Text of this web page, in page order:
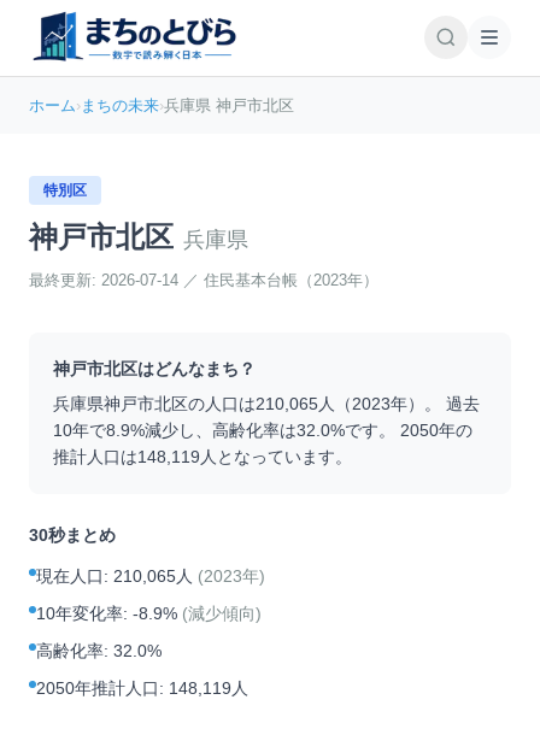
ホーム›まちの未来›兵庫県 神戸市北区
特別区
神戸市北区 兵庫県
最終更新: 2026-07-14 ／ 住民基本台帳（2023年）
神戸市北区はどんなまち？
兵庫県神戸市北区の人口は210,065人（2023年）。 過去
10年で8.9%減少し、高齢化率は32.0%です。 2050年の
推計人口は148,119 人となっています。
30秒まとめ
現在人口: 210,065人 (2023年)
10年変化率: -8.9% (減少傾向)
高齢化率: 32.0%
2050年推計人口: 148,119人